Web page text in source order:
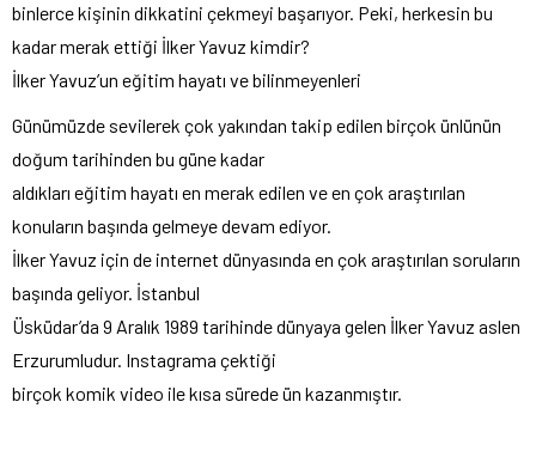
binlerce kişinin dikkatini çekmeyi başarıyor. Peki, herkesin bu
kadar merak ettiği İlker Yavuz kimdir?
İlker Yavuz’un eğitim hayatı ve bilinmeyenleri
Günümüzde sevilerek çok yakından takip edilen birçok ünlünün
doğum tarihinden bu güne kadar
aldıkları eğitim hayatı en merak edilen ve en çok araştırılan
konuların başında gelmeye devam ediyor.
İlker Yavuz için de internet dünyasında en çok araştırılan soruların
başında geliyor. İstanbul
Üsküdar’da 9 Aralık 1989 tarihinde dünyaya gelen İlker Yavuz aslen
Erzurumludur. Instagrama çektiği
birçok komik video ile kısa sürede ün kazanmıştır.